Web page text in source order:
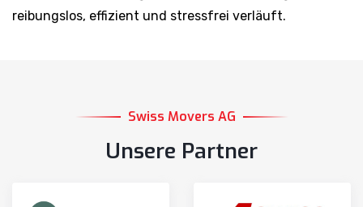
reibungslos, effizient und stressfrei verläuft.
Swiss Movers AG
Unsere Partner